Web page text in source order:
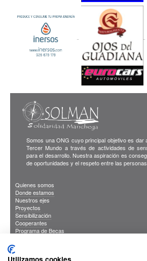
Somos una ONG cuyo principal objetivo es dar
Tercer Mundo a través de actividades de
para el desarrollo. Nuestra aspiración es
de oportunidades y el respeto entre las
Quienes somos
Donde estamos
Nuestros ejes
Proyectos
Sensibilización
Cooperantes
Programa de Becas
Utilizamos cookies